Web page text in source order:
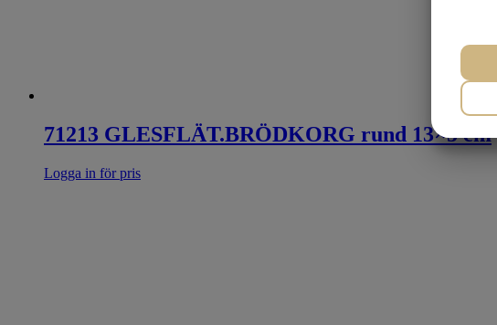
71213 GLESFLÄT.BRÖDKORG rund 13×5 cm
Logga in för pris